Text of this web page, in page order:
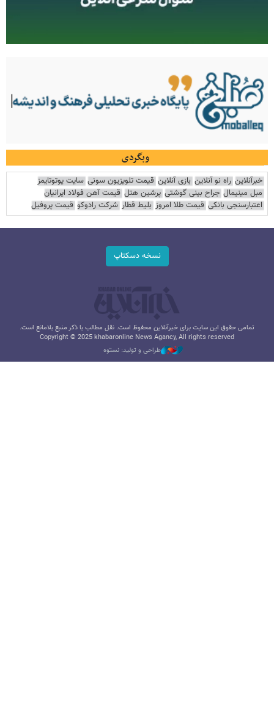
وبگردی
خبرآنلاین راه نو آنلاین بازی آنلاین قیمت تلویزیون سونی سایت یوتوتایمز
مبل مینیمال جراح بینی گوشتی پرشین هتل قیمت آهن فولاد ایرانیان
اعتبارسنجی بانکی قیمت طلا امروز بلیط قطار شرکت رادوکو قیمت پروفیل
نسخه دسکتاپ
تمامی حقوق این سایت برای خبرآنلاین محفوظ است. نقل مطالب با ذکر منبع بلامانع است.
Copyright © 2025 khabaronline News Agancy, All rights reserved
طراحی و تولید: نستوه